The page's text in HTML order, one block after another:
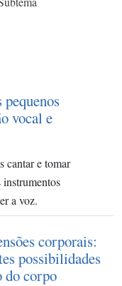
vocal e
cantar e tomar
a voz.
corporais:
possibilidades
do corpo